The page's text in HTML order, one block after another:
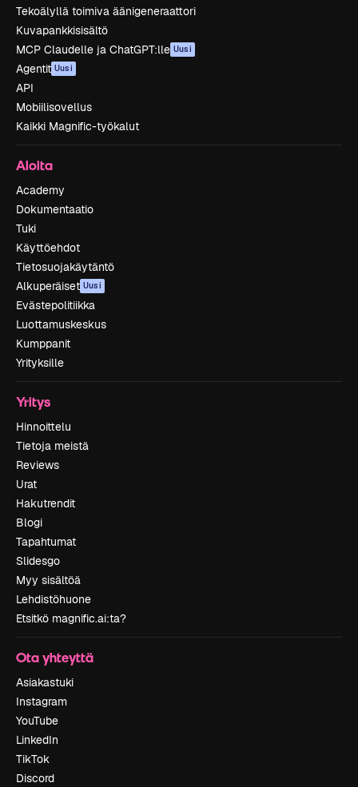
Tekoälyllä toimiva äänigeneraattori
Kuvapankkisisältö
MCP Claudelle ja ChatGPT:lle Uusi
Agentit Uusi
API
Mobiilisovellus
Kaikki Magnific-työkalut
Aloita
Academy
Dokumentaatio
Tuki
Käyttöehdot
Tietosuojakäytäntö
Alkuperäiset Uusi
Evästepolitiikka
Luottamuskeskus
Kumppanit
Yrityksille
Yritys
Hinnoittelu
Tietoja meistä
Reviews
Urat
Hakutrendit
Blogi
Tapahtumat
Slidesgo
Myy sisältöä
Lehdistöhuone
Etsitkö magnific.ai:ta?
Ota yhteyttä
Asiakastuki
Instagram
YouTube
LinkedIn
TikTok
Discord